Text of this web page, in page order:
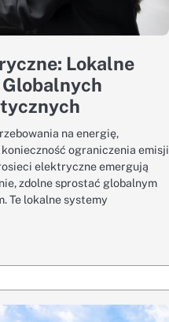
Lokalne
na energię,
ograniczenia emisji
elektryczne emergują
zdolne sprostać globalnym
Te lokalne systemy